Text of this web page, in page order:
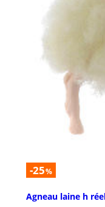
-25%
Agneau laine h